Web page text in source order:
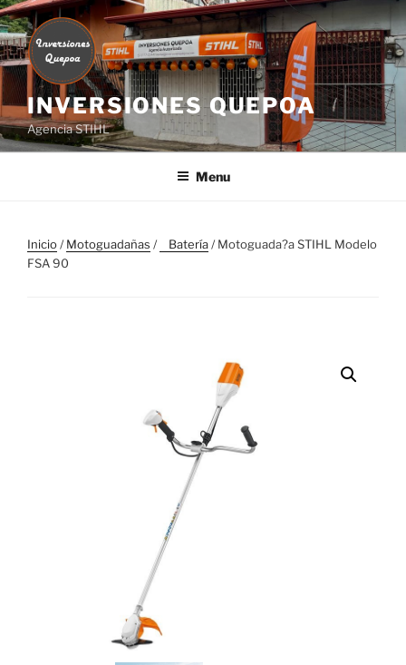
Skip
to
content
INVERSIONES QUEPOA
Agencia STIHL
Menu
Inicio/Motoguadañas / ⠀Batería/ Motoguada?a STIHL Modelo
FSA 90